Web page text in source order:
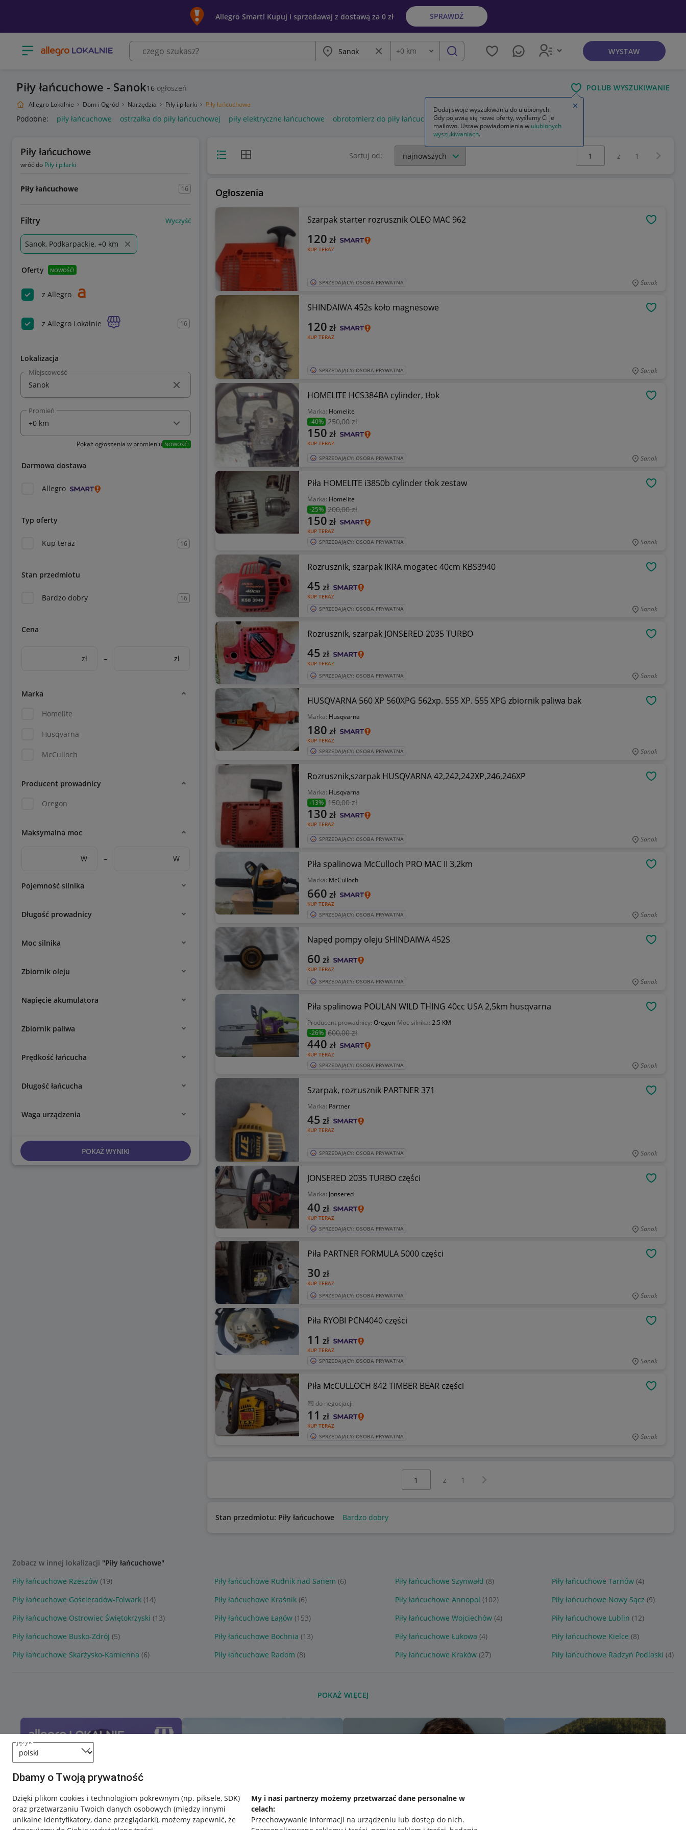
język
Dbamy o Twoją prywatność
Dzięki plikom cookies i technologiom pokrewnym (np. piksele, SDK)
oraz przetwarzaniu Twoich danych osobowych (między innymi
unikalne identyfikatory, dane przeglądarki), możemy zapewnić, że
My i nasi partnerzy możemy przetwarzać dane personalne w
celach:
Przechowywanie informacji na urządzeniu lub dostęp do nich.
Allegro Smart! Kupuj i sprzedawaj z dostawą za 0 zł SPRAWDŹ
Otwórz menu z kategoriami Miasto Wyczyść frazę
Odległość
+0 km szukaj WYSTAW
Piły łańcuchowe - Sanok16 ogłoszeń POLUB WYSZUKIWANIE
Allegro Lokalnie Dom i Ogród Narzędzia Piły i pilarki Piły łańcuchowe
Podobne: piły łańcuchowe ostrzałka do piły łańcuchowej piły elektryczne łańcuchowe obrotomierz do piły łańcuchowej zębatka do piły łańcuchowej
Piły łańcuchowe
wróć do Piły i pilarki
Piły łańcuchowe 16
Filtry Wyczyść
Sanok, Podkarpackie, +0 km
Oferty NOWOŚĆ!
z Allegro
z Allegro Lokalnie 16
Lokalizacja
Miejscowość
Promień
Pokaż ogłoszenia w promieniu NOWOŚĆ!
Darmowa dostawa
Allegro
Typ oferty
Kup teraz 16
Stan przedmiotu
Bardzo dobry 16
Cena
zł – zł
Marka
Homelite
Husqvarna
McCulloch
Producent prowadnicy
Oregon
Maksymalna moc
W – W
Pojemność silnika
Długość prowadnicy
Moc silnika
Zbiornik oleju
Napięcie akumulatora
Zbiornik paliwa
Prędkość łańcucha
Długość łańcucha
Waga urządzenia
POKAŻ WYNIKI
Widok listyWidok siatki Sortuj od:
Wybierz stronę:
z 1
Ogłoszenia
Szarpak starter rozrusznik OLEO MAC 962
KUP TERAZ
120 zł
SPRZEDAJĄCY: OSOBA PRYWATNA Sanok
SHINDAIWA 452s koło magnesowe
KUP TERAZ
120 zł
SPRZEDAJĄCY: OSOBA PRYWATNA Sanok
HOMELITE HCS384BA cylinder, tłok
Marka: Homelite
-40% 250,00 zł
KUP TERAZ
150 zł
SPRZEDAJĄCY: OSOBA PRYWATNA Sanok
Piła HOMELITE i3850b cylinder tłok zestaw
Marka: Homelite
-25% 200,00 zł
KUP TERAZ
150 zł
SPRZEDAJĄCY: OSOBA PRYWATNA Sanok
Rozrusznik, szarpak IKRA mogatec 40cm KBS3940
KUP TERAZ
45 zł
SPRZEDAJĄCY: OSOBA PRYWATNA Sanok
Rozrusznik, szarpak JONSERED 2035 TURBO
KUP TERAZ
45 zł
SPRZEDAJĄCY: OSOBA PRYWATNA Sanok
HUSQVARNA 560 XP 560XPG 562xp. 555 XP. 555 XPG zbiornik paliwa bak
Marka: Husqvarna
KUP TERAZ
180 zł
SPRZEDAJĄCY: OSOBA PRYWATNA Sanok
Rozrusznik,szarpak HUSQVARNA 42,242,242XP,246,246XP
Marka: Husqvarna
-13% 150,00 zł
KUP TERAZ
130 zł
SPRZEDAJĄCY: OSOBA PRYWATNA Sanok
Piła spalinowa McCulloch PRO MAC II 3,2km
Marka: McCulloch
KUP TERAZ
660 zł
SPRZEDAJĄCY: OSOBA PRYWATNA Sanok
Napęd pompy oleju SHINDAIWA 452S
KUP TERAZ
60 zł
SPRZEDAJĄCY: OSOBA PRYWATNA Sanok
Piła spalinowa POULAN WILD THING 40cc USA 2,5km husqvarna
Producent prowadnicy: Oregon Moc silnika: 2.5 KM
-26% 600,00 zł
KUP TERAZ
440 zł
SPRZEDAJĄCY: OSOBA PRYWATNA Sanok
Szarpak, rozrusznik PARTNER 371
Marka: Partner
KUP TERAZ
45 zł
SPRZEDAJĄCY: OSOBA PRYWATNA Sanok
JONSERED 2035 TURBO części
Marka: Jonsered
KUP TERAZ
40 zł
SPRZEDAJĄCY: OSOBA PRYWATNA Sanok
Piła PARTNER FORMULA 5000 części
KUP TERAZ
30 zł
SPRZEDAJĄCY: OSOBA PRYWATNA Sanok
Piła RYOBI PCN4040 części
KUP TERAZ
11 zł
SPRZEDAJĄCY: OSOBA PRYWATNA Sanok
Piła McCULLOCH 842 TIMBER BEAR części
do negocjacji
KUP TERAZ
11 zł
SPRZEDAJĄCY: OSOBA PRYWATNA Sanok
z 1 Następna strona
Stan przedmiotu: Piły łańcuchowe Bardzo dobry
Zobacz w innej lokalizacji "Piły łańcuchowe"
Piły łańcuchowe Rzeszów (19) Piły łańcuchowe Rudnik nad Sanem (6) Piły łańcuchowe Szynwałd (8) Piły łańcuchowe Tarnów (4)
Piły łańcuchowe Gościeradów-Folwark (14) Piły łańcuchowe Kraśnik (6) Piły łańcuchowe Annopol (102) Piły łańcuchowe Nowy Sącz (9)
Piły łańcuchowe Ostrowiec Świętokrzyski (13) Piły łańcuchowe Łagów (153) Piły łańcuchowe Wojciechów (4) Piły łańcuchowe Lublin (12)
Piły łańcuchowe Busko-Zdrój (5) Piły łańcuchowe Bochnia (13) Piły łańcuchowe Łukowa (4) Piły łańcuchowe Kielce (8)
Piły łańcuchowe Skarżysko-Kamienna (6) Piły łańcuchowe Radom (8) Piły łańcuchowe Kraków (27) Piły łańcuchowe Radzyń Podlaski (4)
POKAŻ WIĘCEJ
Dodaj swoje wyszukiwania do ulubionych.
Gdy pojawią się nowe oferty, wyślemy Ci je
mailowo. Ustaw powiadomienia w ulubionych
wyszukiwaniach.
Zamknij wskazówkę